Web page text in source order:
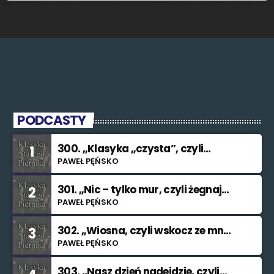
PODCASTY
1
300. „Klasyka „czysta”, czyli
znowu nie świętuję”
PAWEŁ PĘŃSKO
2
301. „Nic – tylko mur, czyli żegnaj
smutku”
PAWEŁ PĘŃSKO
3
302. „Wiosna, czyli wskocz ze mną
do rzeki”
PAWEŁ PĘŃSKO